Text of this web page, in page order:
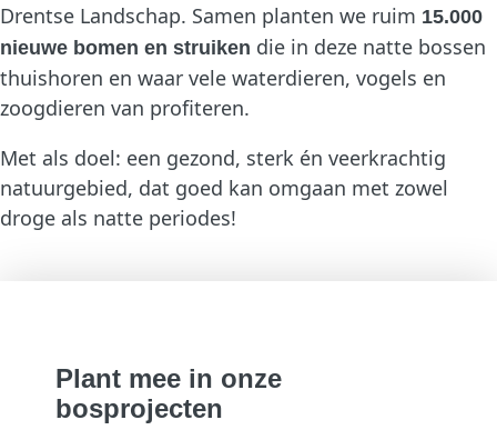
Drentse Landschap. Samen planten we ruim 15.000
nieuwe bomen en struiken die in deze natte bossen
thuishoren en waar vele waterdieren, vogels en
zoogdieren van profiteren.
Met als doel: een gezond, sterk én veerkrachtig
natuurgebied, dat goed kan omgaan met zowel
droge als natte periodes!
Plant mee in onze
bosprojecten